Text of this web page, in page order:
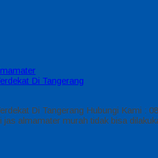
Di Tangerang
Di Tangerang Hubungi Kami :
almamater murah tidak bisa